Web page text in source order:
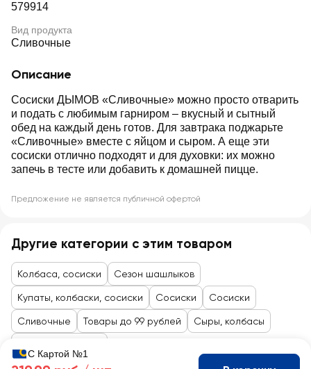
579914
Вид продукта
Сливочные
Описание
Сосиски ДЫМОВ «Сливочные» можно просто отварить
и подать с любимым гарниром – вкусный и сытный
обед на каждый день готов. Для завтрака поджарьте
«Сливочные» вместе с яйцом и сыром. А еще эти
сосиски отлично подходят и для духовки: их можно
запечь в тесте или добавить к домашней пицце.
Предложение не является публичной офертой
Другие категории с этим товаром
Колбаса, сосиски Сезон шашлыков
Купаты, колбаски, сосиски Сосиски Сосиски
Сливочные Товары до 99 рублей Сыры, колбасы
С Картой №1